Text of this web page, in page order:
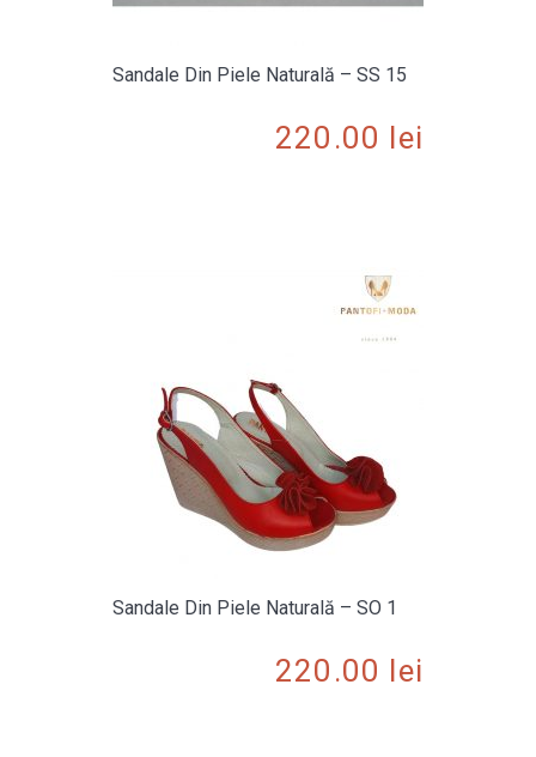
Sandale Din Piele Naturală – SS 15
220.00 lei
Sandale Din Piele Naturală – SO 1
220.00 lei